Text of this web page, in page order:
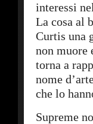
interessi
La cosa al
Curtis una
non muore
torna a
nome
che lo
Supreme